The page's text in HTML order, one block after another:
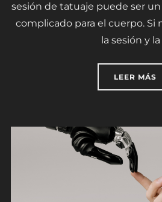
sesión de tatuaje puede ser
complicado para el cuerpo. Si
la sesión y
LEER MÁS